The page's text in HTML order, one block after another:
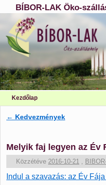
BÍBOR-LAK Öko-
Kezdőlap
Bejegyzés navigáció
← Kedvezmények
Melyik faj legyen az Év
Közzétéve 2016-10-21 ,
Indul a szavazás: az Év